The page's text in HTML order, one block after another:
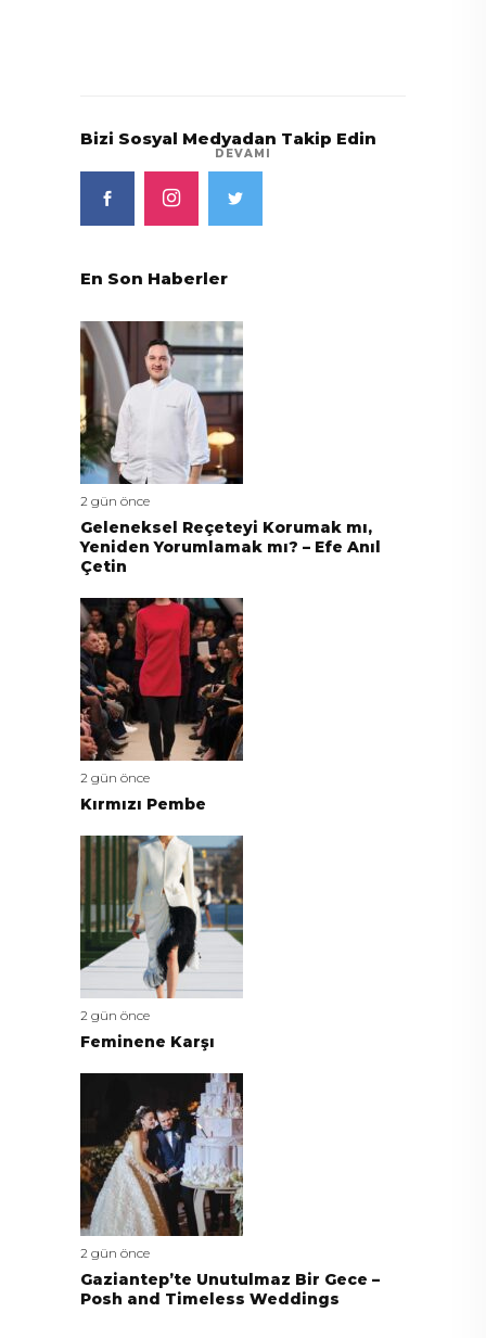
DEVAMI
Bizi Sosyal Medyadan Takip Edin
En Son Haberler
2 gün önce
Geleneksel Reçeteyi Korumak mı,
Yeniden Yorumlamak mı? – Efe Anıl
Çetin
2 gün önce
Kırmızı Pembe
2 gün önce
Feminene Karşı
2 gün önce
Gaziantep’te Unutulmaz Bir Gece –
Posh and Timeless Weddings